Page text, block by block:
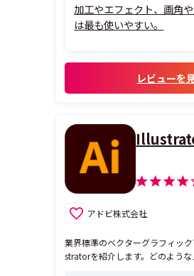
加工やエフェクト、画角
は最も使いやすい。
レビューを
アドビ株式会社
業界標準のベクターグラフィッ
stratorを紹介します。どのよう